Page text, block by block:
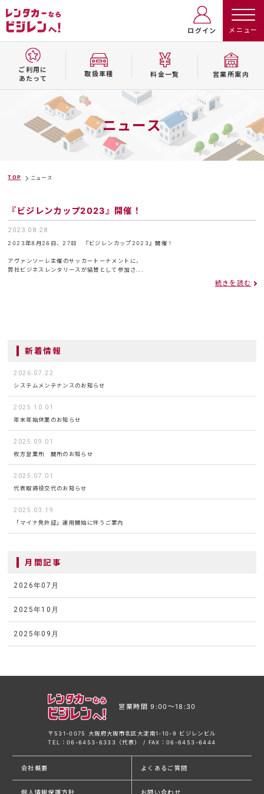
ログイン
ご利用に
あたって
取扱⾞種 料⾦⼀覧 営業所案内
ニュース
TOP ニュース
『ビジレンカップ2023』開催！
2023.08.28
2023年8月26日、27日 『ビジレンカップ2023』開催！
アヴァンソーレ主催のサッカートーナメントに、
弊社ビジネスレンタリースが協賛として参加さ...
続きを読む
新着情報
2026.07.22
システムメンテナンスのお知らせ
2025.10.01
年末年始休業のお知らせ
2025.09.01
枚方営業所 開所のお知らせ
2025.07.01
代表取締役交代のお知らせ
2025.03.19
「マイナ免許証」運用開始に伴うご案内
月間記事
2026年07月
2025年10月
2025年09月
営業時間 9:00〜18:30
〒531-0075 大阪府大阪市北区大淀南1-10-9 ビジレンビル
TEL：06-6453-6333（代表） / FAX：06-6453-6444
会社概要 よくあるご質問
個人情報保護方針 お問い合わせ